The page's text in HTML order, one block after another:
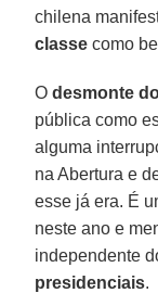
chilena
classe como
O desmonte
pública como
alguma
na Abertura e
esse já era. É
neste ano e
independente
presidenciais.